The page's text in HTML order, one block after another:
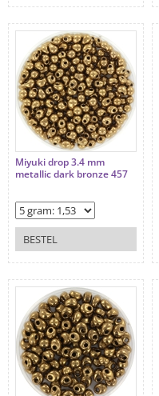
Miyuki drop 3.4 mm
metallic dark bronze 457
BESTEL